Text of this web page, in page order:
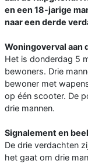
en een 18-jarige
naar een derde
Woningoverval aan
Het is donderdag 5
bewoners. Drie
bewoner met
op één scooter. De
drie mannen.
Signalement en
De drie verdachten
het gaat om drie